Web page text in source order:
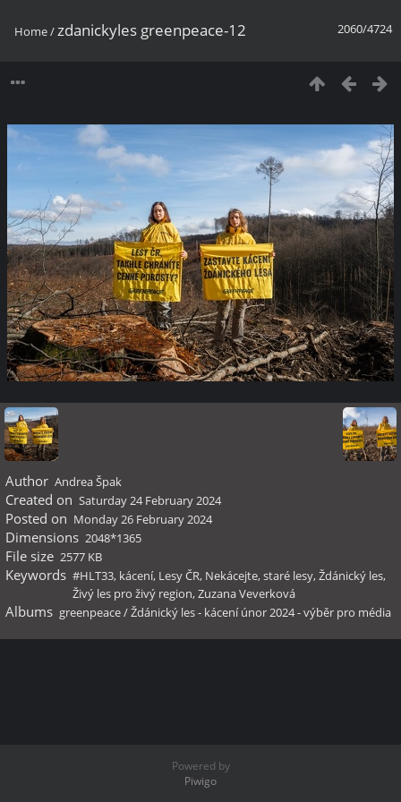
2060/4724
Home/zdanickyles greenpeace-12
Author Andrea Špak
Created on Saturday 24 February 2024
Posted on Monday 26 February 2024
Dimensions 2048*1365
File size 2577 KB
Keywords #HLT33, kácení, Lesy ČR, Nekácejte,staré lesy,Ždánický les,
Živý les pro živý region,Zuzana Veverková
Albums greenpeace/Ždánický les - kácení únor 2024 - výběr pro média
Powered by
Piwigo